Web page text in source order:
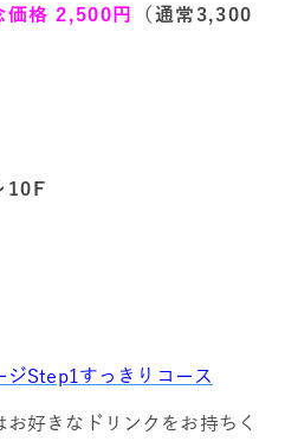
価格 2,500円
（通常3,300
10F
ジStep1すっきりコース
好きなドリンクをお持ちく